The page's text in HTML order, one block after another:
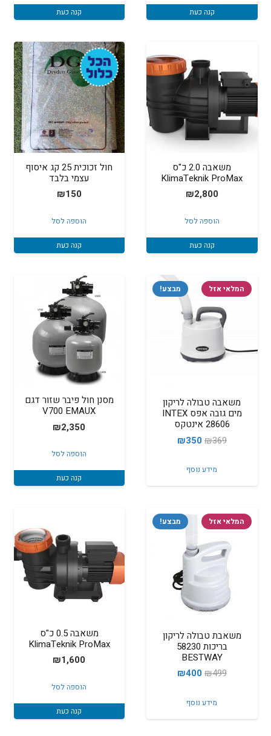
₪49.
₪35. קנה כעת קנה כעת
משאבה 2.0 כ"ס
KlimaTeknik ProMax
₪2,800
הוספה לסל
קנה כעת
חול זכוכית 25 קג איסוף
עצמי בלבד
₪150
הוספה לסל
קנה כעת
מבצע! המלאי אזל
משאבה טבולה לריקון
מים גובה אפס INTEX
28606 אינטקס
₪369
המחיר
היה:
₪369.
₪350
₪350.
מידע נוסף
מסנן חול פיבר שזור דגם
V700 EMAUX
₪2,350
הוספה לסל
קנה כעת
מבצע! המלאי אזל
משאבת טבולה לריקון
בריכות 58230
BESTWAY
₪499
המחיר
היה:
₪499.
₪400
₪400.
מידע נוסף
משאבה 0.5 כ"ס
KlimaTeknik ProMax
₪1,600
הוספה לסל
קנה כעת